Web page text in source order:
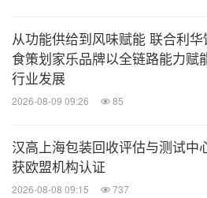
3.自主进化：降本增效的核心引
不同于依赖固定程序的传统自
大黄蜂具备在真实工业场景中
能力，能够灵活适配产线换型
部件生产线为例，当工件型号
需重新编程，仅通过 3–5 次
从功能供给到风味赋能 联合利华
食策划家乐品牌以全链路能力赋
行业发展
2026-08-09 09:26 85
汉高上海包装回收评估与测试中
获欧盟机构认证
2026-08-08 09:15 737